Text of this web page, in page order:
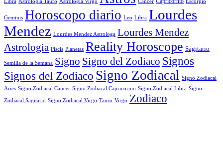
Libra
Geminis Horoscopo diario Leo Libra Lourdes
Mendez Lourdes Mendez Astrologa Lourdes Mendez
Astrologia Piscis Planetas Reality Horoscope Sagitario
Semilla de la Semana Signo Signo del Zodiaco Signos
Signos del Zodiaco Signo Zodiacal Signo Zodiacal
Aries Signo Zodiacal Cancer Signo Zodiacal Capricornio Signo Zodiacal Libra Signo
Zodiacal Sagitario Signo Zodiacal Virgo Tauro Virgo Zodiaco